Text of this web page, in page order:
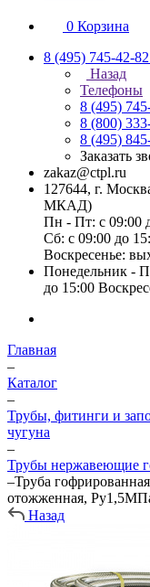
0 Корзина
8 (495) 745-42-82
Назад
Телефоны
8 (495)
8 (800)
8 (495)
Заказать
zakaz@ctpl.ru
127644, г.
МКАД)
Пн - Пт: с 09:00
Сб: с 09:00 до
Воскресенье:
Понедельник -
до 15:00
Главная
–
Каталог
–
Трубы, фитинги и
чугуна
–
Трубы нержавеющие
–Труба
отожженная,
Назад